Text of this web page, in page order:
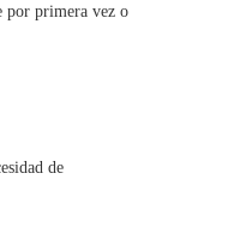
por primera vez o
de